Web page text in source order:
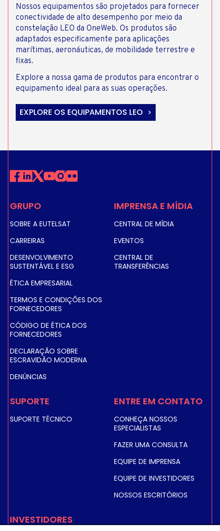
Nossos equipamentos são projetados para fornecer
conectividade de alto desempenho por meio da
constelação LEO da OneWeb. Os produtos são
adaptados especificamente para aplicações
marítimas, aeronáuticas, de mobilidade terrestre e
fixas.
Explore a nossa gama de produtos para encontrar o
equipamento ideal para as suas operações.
EXPLORE OS EQUIPAMENTOS LEO
GRUPO
SOBRE A EUTELSAT
CARREIRAS
DESENVOLVIMENTO
SUSTENTÁVEL E ESG
ÉTICA EMPRESARIAL
TERMOS E CONDIÇÕES DOS
FORNECEDORES
CÓDIGO DE ÉTICA DOS
FORNECEDORES
DECLARAÇÃO SOBRE
ESCRAVIDÃO MODERNA
DENÚNCIAS
IMPRENSA E MÍDIA
CENTRAL DE MÍDIA
EVENTOS
CENTRAL DE
TRANSFERÊNCIAS
SUPORTE
SUPORTE TÉCNICO
ENTRE EM CONTATO
CONHEÇA NOSSOS
ESPECIALISTAS
FAZER UMA CONSULTA
EQUIPE DE IMPRENSA
EQUIPE DE INVESTIDORES
NOSSOS ESCRITÓRIOS
INVESTIDORES